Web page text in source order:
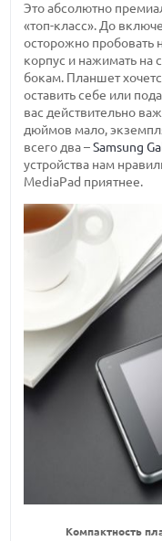
Это абсолютно
«топ-класс». До
осторожно
корпус и нажимать на
бокам. Планшет
оставить себе или
вас действительно
дюймов мало,
всего два –Samsung
устройства нам
MediaPad приятнее.
Компактность